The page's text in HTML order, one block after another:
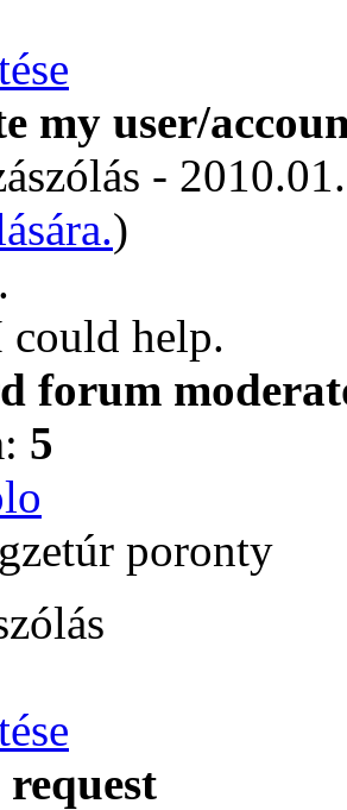
my user/
-
)
help.
forum
5
poronty